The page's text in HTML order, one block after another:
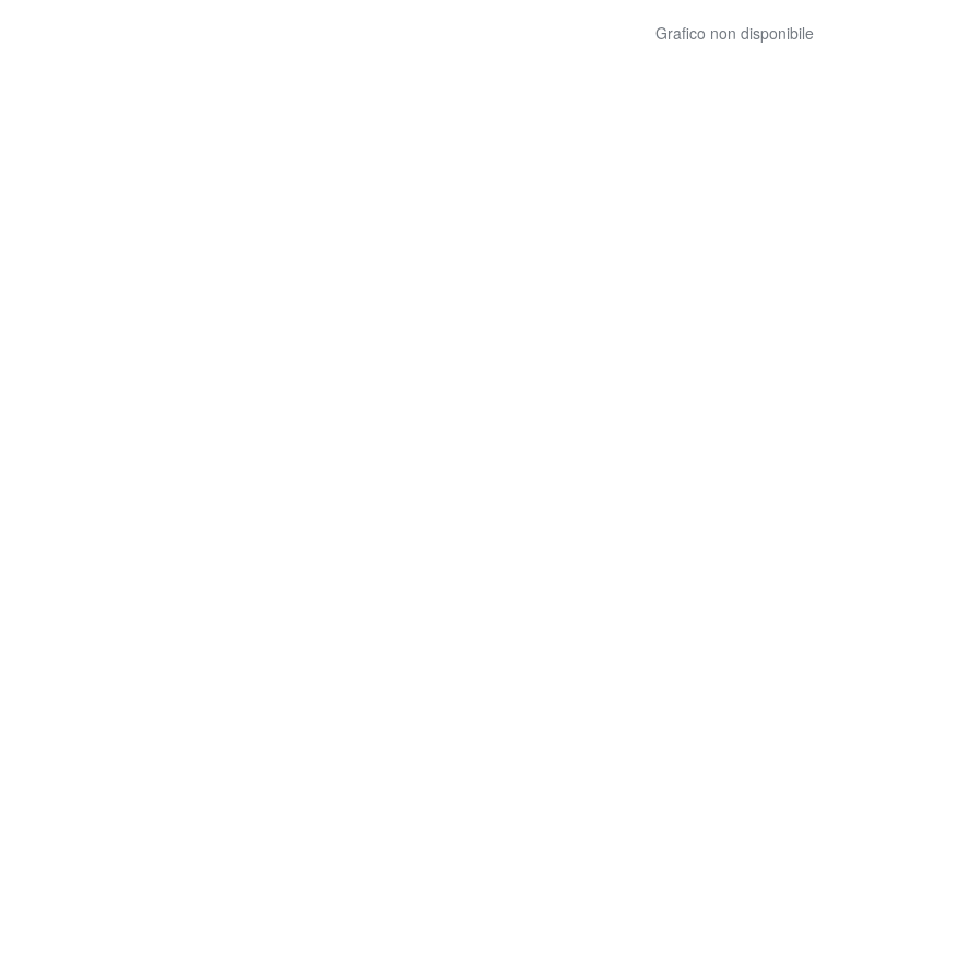
Grafico non disponibile